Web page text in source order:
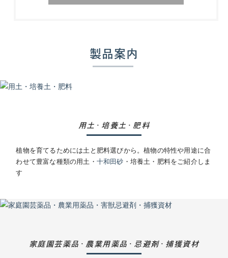
製品案内
用土 ・ 培養土 ・ 肥料
植物を育てるためには土と肥料選びから。植物の特性や用途に合
わせて豊富な種類の用土・ 十和田砂 ・培養土・肥料をご紹介しま
す
家庭園芸薬品 ・ 農業用薬品 ・ 忌避剤 ・ 捕獲資材